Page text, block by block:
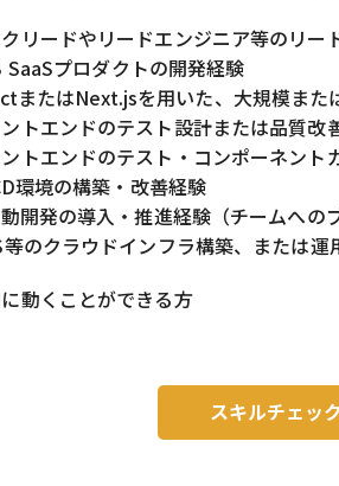
クリードやリードエンジニア等のリ
SaaSプロダクトの開発経験
またはNext.jsを用いた、大規模ま
ントエンドのテスト設計または品質改
ントエンドのテスト・コンポーネン
環境の構築・改善経験
開発の導入・推進経験（チームへの
等のクラウドインフラ構築、または
動くことができる方
スキルチェッ